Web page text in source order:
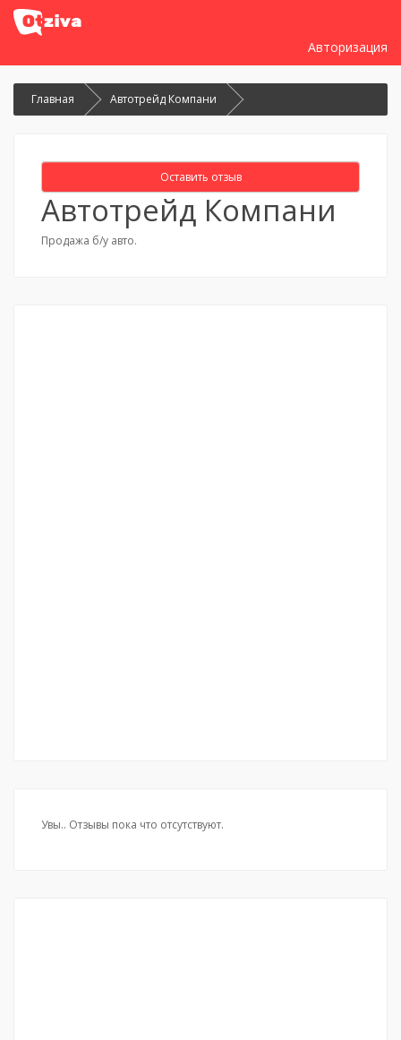
Авторизация
Главная Автотрейд Компани
Оставить отзыв
Автотрейд Компани
Продажа б/у авто.
Увы.. Отзывы пока что отсутствуют.